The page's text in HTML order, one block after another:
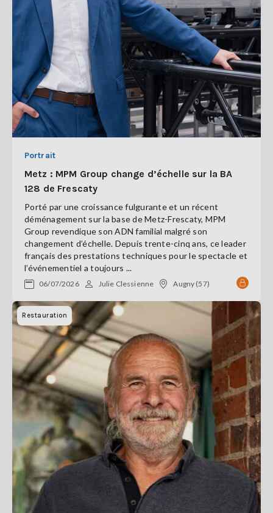
Portrait
Metz : MPM Group change d’échelle sur la BA
128 de Frescaty
Porté par une croissance fulgurante et un récent
déménagement sur la base de Metz-Frescaty, MPM
Group revendique son ADN familial malgré son
changement d’échelle. Depuis trente-cinq ans, ce leader
français des prestations techniques pour le spectacle et
l’événementiel a toujours ...
06/07/2026 Julie Clessienne Augny (57)
Restauration